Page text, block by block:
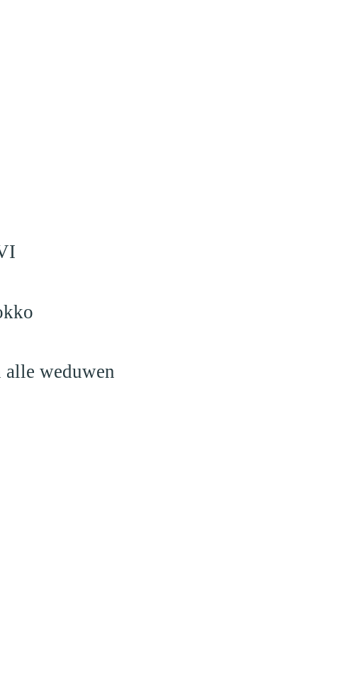
weduwen